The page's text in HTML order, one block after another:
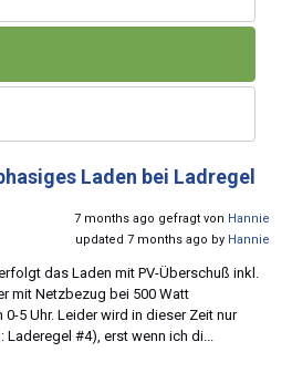
Laden bei Ladregel
7 months ago gefragt von Hannie
updated 7 months ago by Hannie
das Laden mit PV-Überschuß inkl.
mit Netzbezug bei 500 Watt
5 Uhr. Leider wird in dieser Zeit nur
#4), erst wenn ich di...